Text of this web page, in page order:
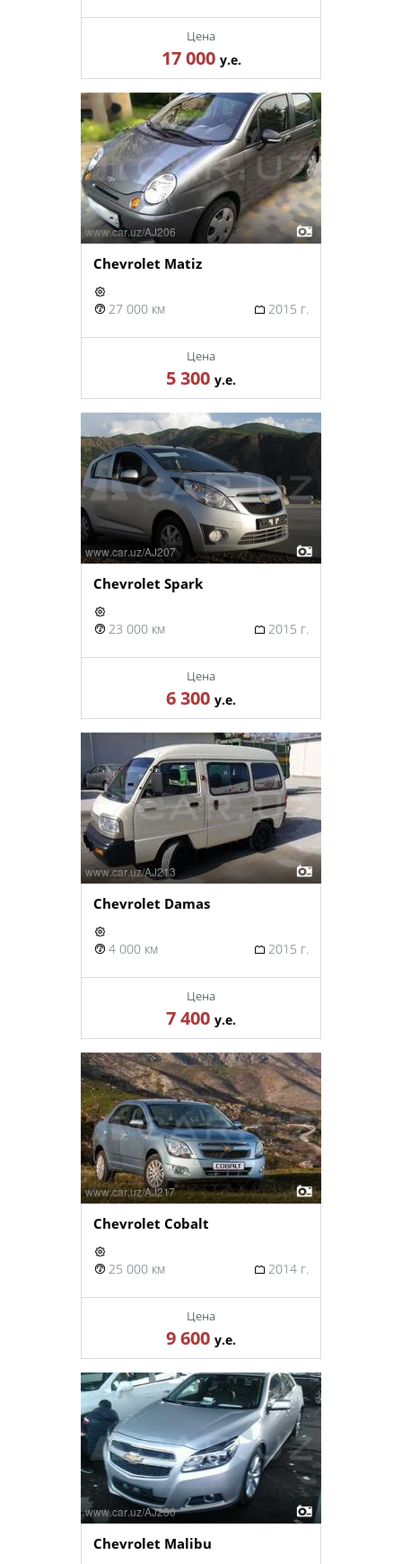
Цена
17 000 у.е.
Chevrolet Matiz
27 000 км 2015 г.
Цена
5 300 у.е.
Chevrolet Spark
23 000 км 2015 г.
Цена
6 300 у.е.
Chevrolet Damas
4 000 км 2015 г.
Цена
7 400 у.е.
Chevrolet Cobalt
25 000 км 2014 г.
Цена
9 600 у.е.
Chevrolet Malibu